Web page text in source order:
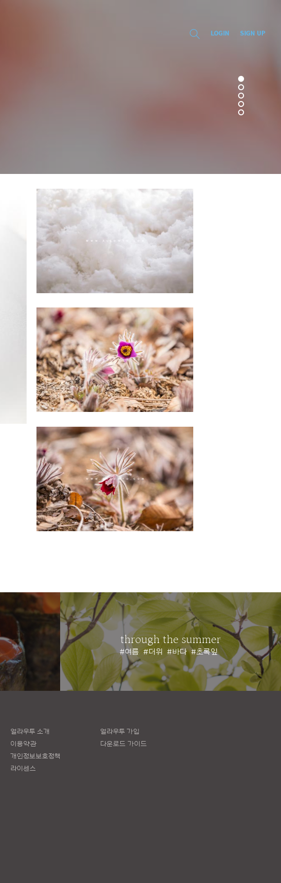
LOGIN SIGN UP
through the summer
#여름 #더위 #바다 #초록잎
얼라우투 소개
이용약관
개인정보보호정책
라이센스
얼라우투 가입
다운로드 가이드